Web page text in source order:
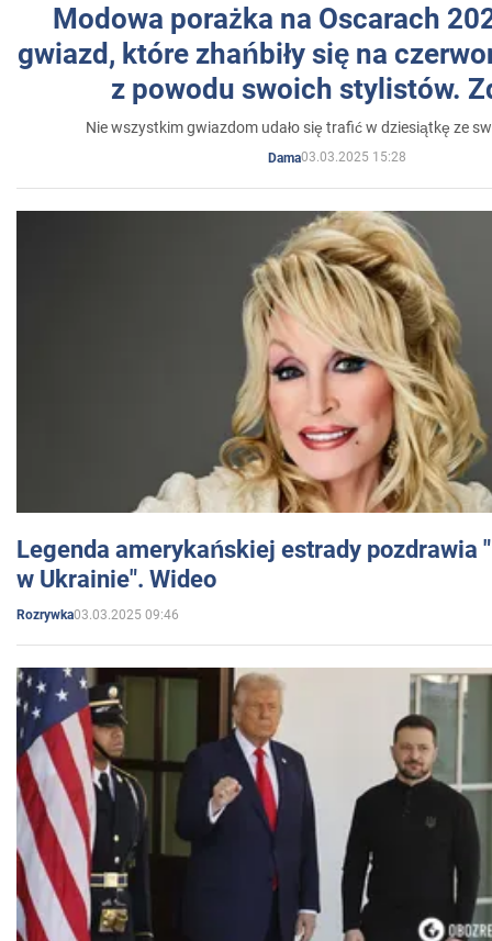
Modowa porażka na Oscarach
gwiazd, które zhańbiły się na
z powodu swoich stylistów.
Nie wszystkim gwiazdom udało się trafić w dziesiątkę ze
Dama03.03.2025 15:28
Legenda amerykańskiej estrady pozdrawia
w Ukrainie". Wideo
Rozrywka03.03.2025 09:46